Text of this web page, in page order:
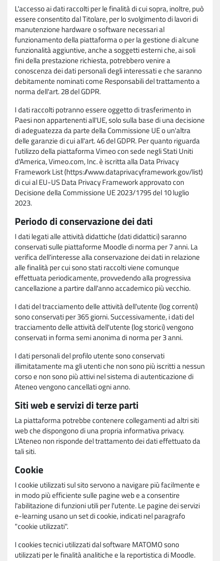
L'accesso ai dati raccolti per le finalità di cui sopra, inoltre, può
essere consentito dal Titolare, per lo svolgimento di lavori di
manutenzione hardware o software necessari al
funzionamento della piattaforma o per la gestione di alcune
funzionalità aggiuntive, anche a soggetti esterni che, ai soli
fini della prestazione richiesta, potrebbero venire a
conoscenza dei dati personali degli interessati e che saranno
debitamente nominati come Responsabili del trattamento a
norma dell'art. 28 del GDPR.
I dati raccolti potranno essere oggetto di trasferimento in
Paesi non appartenenti all'UE, solo sulla base di una decisione
di adeguatezza da parte della Commissione UE o un'altra
delle garanzie di cui all'art. 46 del GDPR. Per quanto riguarda
l'utilizzo della piattaforma Vimeo con sede negli Stati Uniti
d'America, Vimeo.com, Inc. è iscritta alla Data Privacy
Framework List (https://www.dataprivacyframework.gov/list)
di cui al EU-US Data Privacy Framework approvato con
Decisione della Commissione UE 2023/1795 del 10 luglio
2023.
Periodo di conservazione dei dati
I dati legati alle attività didattiche (dati didattici) saranno
conservati sulle piattaforme Moodle di norma per 7 anni. La
verifica dell'interesse alla conservazione dei dati in relazione
alle finalità per cui sono stati raccolti viene comunque
effettuata periodicamente, provvedendo alla progressiva
cancellazione a partire dall'anno accademico più vecchio.
I dati del tracciamento delle attività dell'utente (log correnti)
sono conservati per 365 giorni. Successivamente, i dati del
tracciamento delle attività dell'utente (log storici) vengono
conservati in forma semi anonima di norma per 3 anni.
I dati personali del profilo utente sono conservati
illimitatamente ma gli utenti che non sono più iscritti a nessun
corso e non sono più attivi nel sistema di autenticazione di
Ateneo vengono cancellati ogni anno.
Siti web e servizi di terze parti
La piattaforma potrebbe contenere collegamenti ad altri siti
web che dispongono di una propria informativa privacy.
L'Ateneo non risponde del trattamento dei dati effettuato da
tali siti.
Cookie
I cookie utilizzati sul sito servono a navigare più facilmente e
in modo più efficiente sulle pagine web e a consentire
l'abilitazione di funzioni utili per l'utente. Le pagine dei servizi
e-learning usano un set di cookie, indicati nel paragrafo
"cookie utilizzati".
I cookies tecnici utilizzati dal software MATOMO sono
utilizzati per le finalità analitiche e la reportistica di Moodle.